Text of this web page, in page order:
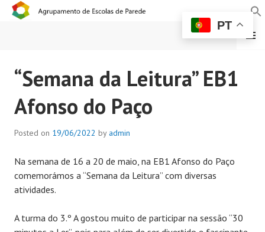
AGRUPAMENTO DE
ESCOLAS DE PAREDE
MENU
“Semana da Leitura” EB1
Afonso do Paço
Posted on 19/06/2022 by admin
Na semana de 16 a 20 de maio, na EB1 Afonso do Paço
comemorámos a “Semana da Leitura” com diversas
atividades.
A turma do 3.º A gostou muito de participar na sessão “30
PT